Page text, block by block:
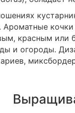
Ароматные
красным или
и огороды.